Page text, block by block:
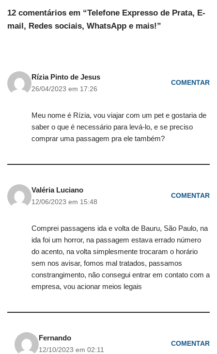
12 comentários em “Telefone Expresso de Prata, E-
mail, Redes sociais, WhatsApp e mais!”
Rízia Pinto de Jesus
26/04/2023 em 17:26
COMENTAR
Meu nome é Rízia, vou viajar com um pet e gostaria de
saber o que é necessário para levá-lo, e se preciso
comprar uma passagem pra ele também?
Valéria Luciano
12/06/2023 em 15:48
COMENTAR
Comprei passagens ida e volta de Bauru, São Paulo, na
ida foi um horror, na passagem estava errado número
do acento, na volta simplesmente trocaram o horário
sem nos avisar, fomos mal tratados, passamos
constrangimento, não consegui entrar em contato com a
empresa, vou acionar meios legais
Fernando
12/10/2023 em 02:11
COMENTAR